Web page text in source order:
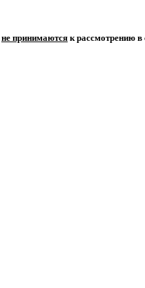
не принимаются к рассмотрению в